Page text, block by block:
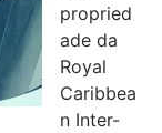
propried
ade da
Royal
Caribbea
n Inter-